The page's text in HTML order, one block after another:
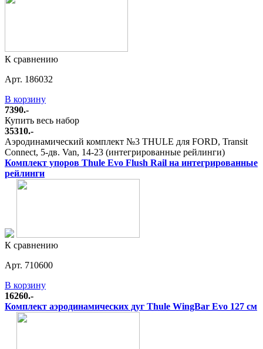
К сравнению
Арт. 186032
В корзину
7390.-
Купить весь набор
35310.-
Аэродинамический комплект №3 THULE для FORD, Transit
Connect, 5-дв. Van, 14-23 (интегрированные рейлинги)
Комплект упоров Thule Evo Flush Rail на интегрированные
рейлинги
К сравнению
Арт. 710600
В корзину
16260.-
Комплект аэродинамических дуг Thule WingBar Evo 127 см